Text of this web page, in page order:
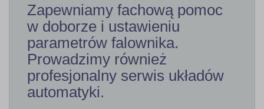
Zapewniamy fachową pomoc
w doborze i ustawieniu
parametrów falownika.
Prowadzimy również
profesjonalny serwis układów
automatyki.